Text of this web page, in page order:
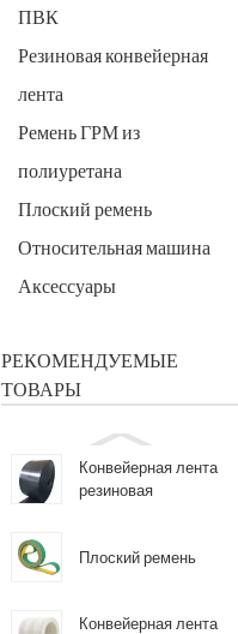
ПВК
Резиновая конвейерная
лента
Ремень ГРМ из
полиуретана
Плоский ремень
Относительная машина
Аксессуары
РЕКОМЕНДУЕМЫЕ
ТОВАРЫ
Конвейерная лента
резиновая
Плоский ремень
Конвейерная лента